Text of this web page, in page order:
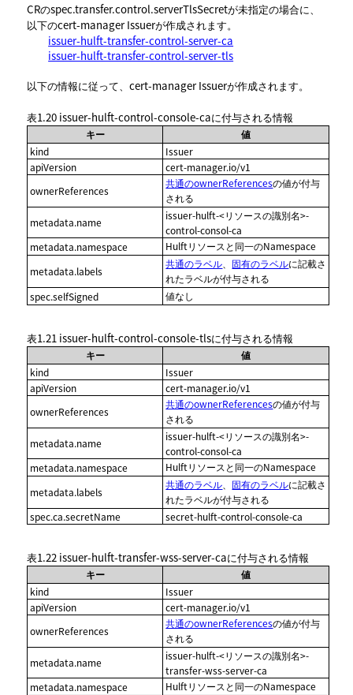
CRのspec.transfer.control.serverTlsSecretが未指定の場合に、
以下のcert-manager Issuerが作成されます。
issuer-hulft-transfer-control-server-ca
issuer-hulft-transfer-control-server-tls
以下の情報に従って、cert-manager Issuerが作成されます。
表1.20 issuer-hulft-control-console-caに付与される情報
キー
値
kind
Issuer
apiVersion
cert-manager.io/v1
ownerReferences
共通のownerReferencesの値が付与
される
metadata.name
issuer-hulft-<リソースの識別名>-
control-consol-ca
metadata.namespace
Hulftリソースと同一のNamespace
metadata.labels
共通のラベル 固有のラベルに記載さ
れたラベルが付与される
spec.selfSigned
値なし
表1.21 issuer-hulft-control-console-tlsに付与される情報
キー
値
kind
Issuer
apiVersion
cert-manager.io/v1
ownerReferences
共通のownerReferencesの値が付与
される
metadata.name
issuer-hulft-<リソースの識別名>-
control-consol-ca
metadata.namespace
Hulftリソースと同一のNamespace
metadata.labels
共通のラベル 固有のラベルに記載さ
れたラベルが付与される
spec.ca.secretName
secret-hulft-control-console-ca
表1.22 issuer-hulft-transfer-wss-server-caに付与される情報
キー
値
kind
Issuer
apiVersion
cert-manager.io/v1
ownerReferences
共通のownerReferencesの値が付与
される
metadata.name
issuer-hulft-<リソースの識別名>-
transfer-wss-server-ca
metadata.namespace
Hulftリソースと同一のNamespace